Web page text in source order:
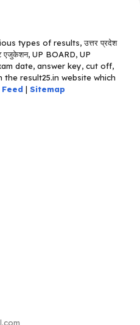
types of results, उत्तर प्रदेश
एजुकेशन, UP BOARD, UP
date, answer key, cut off,
result25.in website which
Feed | Sitemap